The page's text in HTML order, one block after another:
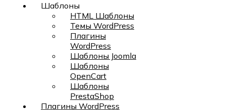
Шаблоны
HTML Шаблоны
Темы WordPress
Плагины
WordPress
Шаблоны Joomla
Шаблоны
OpenCart
Шаблоны
PrestaShop
Плагины WordPress